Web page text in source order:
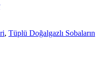
, Tüplü Doğalgazlı Sobaların